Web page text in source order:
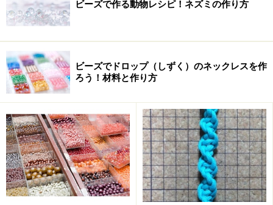
ビーズで作る動物レシピ！ネズミの作り方
ビーズでドロップ（しずく）のネックレスを作
ろう！材料と作り方